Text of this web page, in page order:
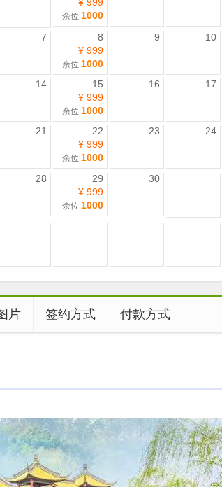
¥ 999
余位 1000
7
8
¥ 999
余位 1000
9 10
14
15
¥ 999
余位 1000
16 17
21
22
¥ 999
余位 1000
23 24
28
29
¥ 999
余位 1000
30
片 签约方式 付款方式